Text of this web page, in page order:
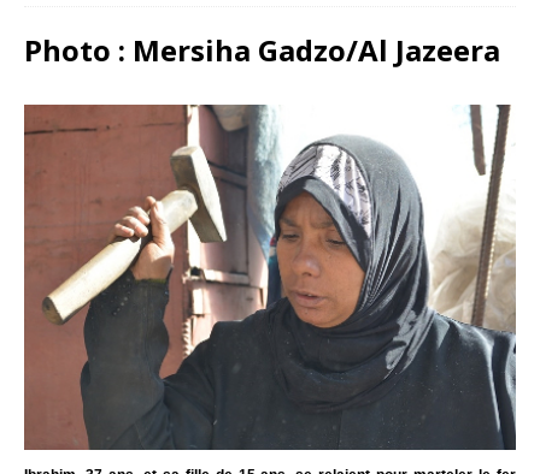
Photo : Mersiha Gadzo/Al Jazeera